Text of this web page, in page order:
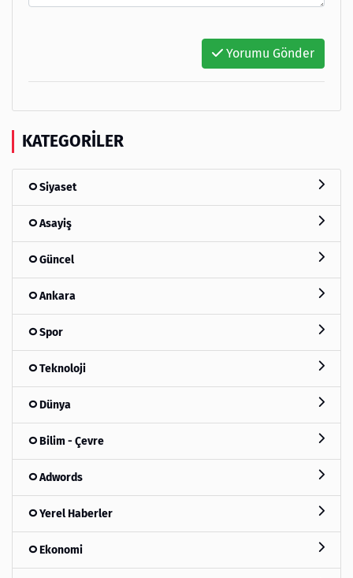
Yorumu Gönder
KATEGORILER
Siyaset
Asayiş
Güncel
Ankara
Spor
Teknoloji
Dünya
Bilim - Çevre
Adwords
Yerel Haberler
Ekonomi